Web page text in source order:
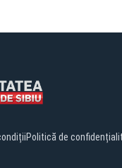
Politică de